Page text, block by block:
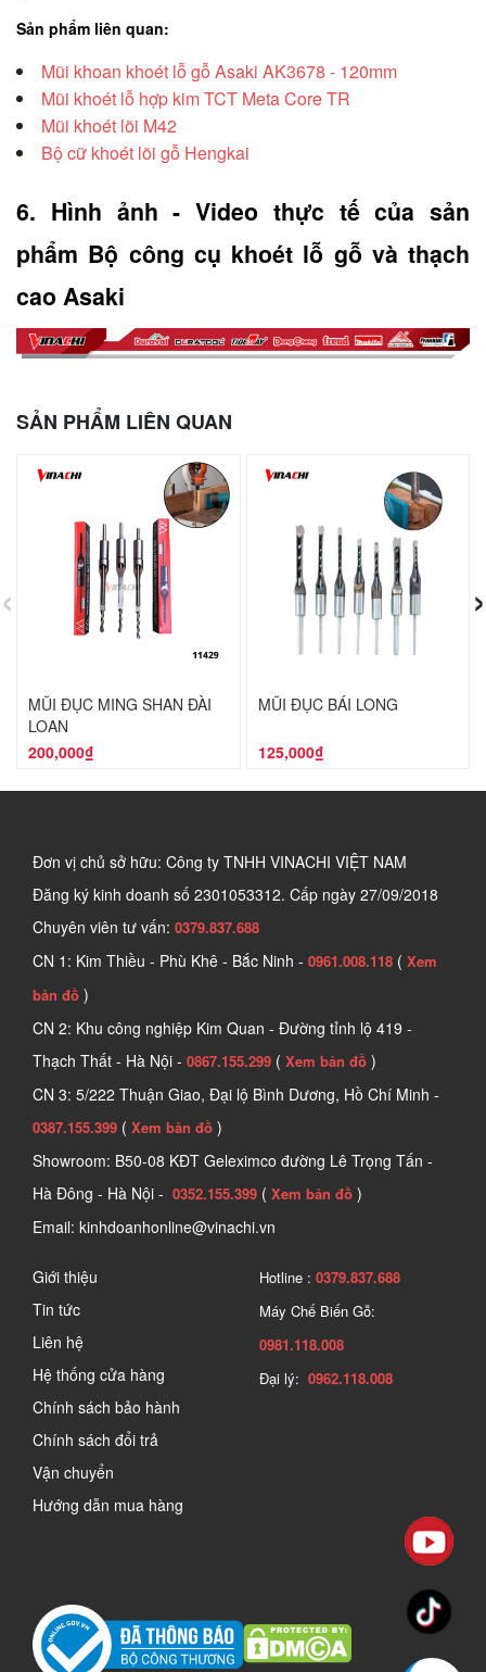
Sản phẩm liên quan:
Mũi khoan khoét lỗ gỗ Asaki AK3678 - 120mm
Mũi khoét lỗ hợp kim TCT Meta Core TR
Mũi khoét lõi M42
Bộ cữ khoét lõi gỗ Hengkai
6. Hình ảnh - Video thực tế của sản
phẩm Bộ công cụ khoét lỗ gỗ và thạch
cao Asaki
SẢN PHẨM LIÊN QUAN
MŨI ĐỤC MING SHAN ĐÀI
LOAN
200,000₫
MŨI ĐỤC BÁI LONG
125,000₫
‹ ›
Đơn vị chủ sở hữu: Công ty TNHH VINACHI VIỆT NAM
Đăng ký kinh doanh số 2301053312. Cấp ngày 27/09/2018
Chuyên viên tư vấn: 0379.837.688
CN 1: Kim Thiều - Phù Khê - Bắc Ninh - 0961.008.118 ( Xem
bản đồ )
CN 2: Khu công nghiệp Kim Quan - Đường tỉnh lộ 419 -
Thạch Thất - Hà Nội - 0867.155.299 ( Xem bản đồ )
CN 3: 5/222 Thuận Giao, Đại lộ Bình Dương, Hồ Chí Minh -
0387.155.399 ( Xem bản đồ )
Showroom: B50-08 KĐT Geleximco đường Lê Trọng Tấn -
Hà Đông - Hà Nội - 0352.155.399 ( Xem bản đồ )
Email: kinhdoanhonline@vinachi.vn
Giới thiệu
Tin tức
Liên hệ
Hệ thống cửa hàng
Chính sách bảo hành
Chính sách đổi trả
Vận chuyển
Hướng dẫn mua hàng
Hotline : 0379.837.688
Máy Chế Biến Gỗ:
0981.118.008
Đại lý: 0962.118.008